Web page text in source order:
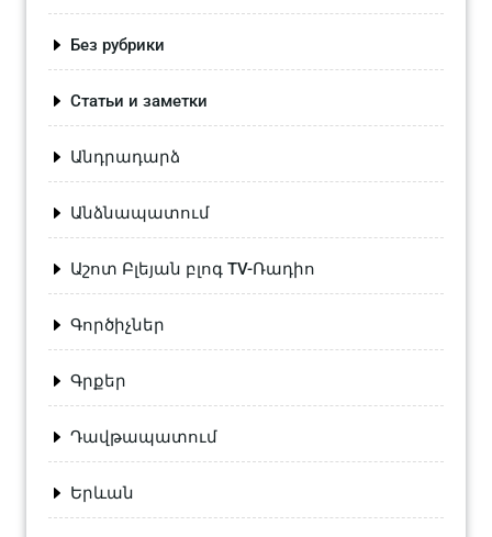
Без рубрики
Статьи и заметки
Անդրադարձ
Անձնապատում
Աշոտ Բլեյան բլոգ TV-Ռադիո
Գործիչներ
Գրքեր
Դավթապատում
Երևան